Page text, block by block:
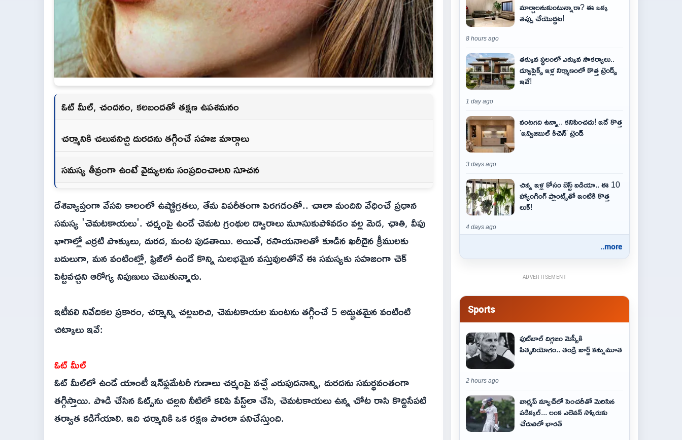
ఓట్ మీల్, చందనం, కలబందతో తక్షణ ఉపశమనం
చర్మానికి చలువనిచ్చి దురదను తగ్గించే సహజ మార్గాలు
సమస్య తీవ్రంగా ఉంటే వైద్యులను సంప్రదించాలని సూచన
దేశవ్యాప్తంగా వేసవి కాలంలో ఉష్ణోగ్రతలు, తేమ విపరీతంగా పెరగడంతో.. చాలా మందిని వేధించే ప్రధాన
సమస్య 'చెమటకాయలు'. చర్మంపై ఉండే చెమట గ్రంథుల ద్వారాలు మూసుకుపోవడం వల్ల మెడ, ఛాతి, వీపు
భాగాల్లో ఎర్రటి పొక్కులు, దురద, మంట పుడతాయి. అయితే, రసాయనాలతో కూడిన ఖరీదైన క్రీములకు
బదులుగా, మన వంటింట్లో, ఫ్రిజ్‌లో ఉండే కొన్ని సులభమైన వస్తువులతోనే ఈ సమస్యకు సహజంగా చెక్
పెట్టవచ్చని ఆరోగ్య నిపుణులు చెబుతున్నారు.
ఇటీవలి నివేదికల ప్రకారం, చర్మాన్ని చల్లబరిచి, చెమటకాయల మంటను తగ్గించే 5 అద్భుతమైన వంటింటి
చిట్కాలు ఇవే:
ఓట్ మీల్
ఓట్ మీల్‌లో ఉండే యాంటీ ఇన్‌ఫ్లమేటరీ గుణాలు చర్మంపై వచ్చే ఎరుపుదనాన్ని, దురదను సమర్థవంతంగా
తగ్గిస్తాయి. పొడి చేసిన ఓట్స్‌ను చల్లని నీటిలో కలిపి పేస్ట్‌లా చేసి, చెమటకాయలు ఉన్న చోట రాసి కొద్దిసేపటి
తర్వాత కడిగేయాలి. ఇది చర్మానికి ఒక రక్షణ పొరలా పనిచేస్తుంది.
మార్చాలనుకుంటున్నారా? ఈ ఒక్క
తప్పు చేయొద్దట!
8 hours ago
తక్కువ స్థలంలో ఎక్కువ సౌకర్యాలు..
డ్యూప్లెక్స్ ఇళ్ల నిర్మాణంలో కొత్త ట్రెండ్స్
ఇవే!
1 day ago
వంటగది ఉన్నా.. కనిపించదు! ఇదే కొత్త
'ఇన్విజిబుల్ కిచెన్' ట్రెండ్
3 days ago
చిన్న ఇళ్ల కోసం బెస్ట్ ఐడియా.. ఈ 10
హ్యాంగింగ్ ప్లాంట్స్‌తో ఇంటికి కొత్త
లుక్!
4 days ago
..more
ADVERTISEMENT
Sports
ఫుట్‌బాల్ దిగ్గజం మెస్సీకి
పితృవియోగం.. తండ్రి జార్జ్ కన్నుమూత
2 hours ago
వార్మప్ మ్యాచ్‌లో సెంచరీతో మెరిసిన
పడిక్కల్... లంక ఎలెవన్ స్కోరుకు
చేరువలో భారత్